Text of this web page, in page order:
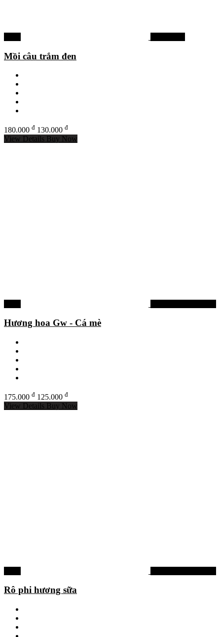
Mồi câu trắm đen
180.000 đ 130.000 đ
View Details Buy Now
Hương hoa Gw - Cá mè
175.000 đ 125.000 đ
View Details Buy Now
Rô phi hương sữa